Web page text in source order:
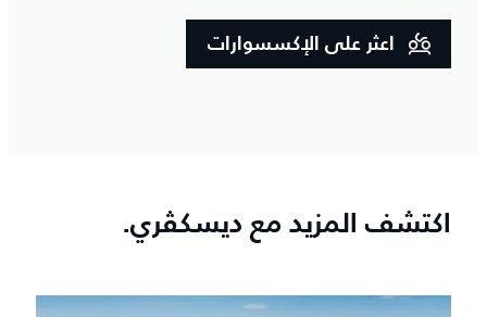
اعثر على الإكسسوارات
اكتشف المزيد مع ديسكڤري.